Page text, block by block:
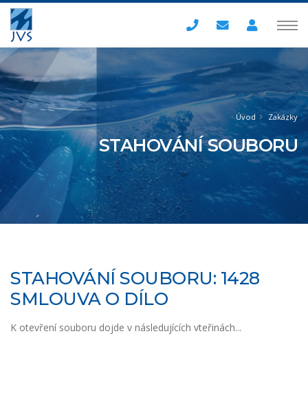
Úvod Zakázky
STAHOVÁNÍ SOUBORU
STAHOVÁNÍ SOUBORU: 1428
SMLOUVA O DÍLO
K otevření souboru dojde v následujících vteřinách...